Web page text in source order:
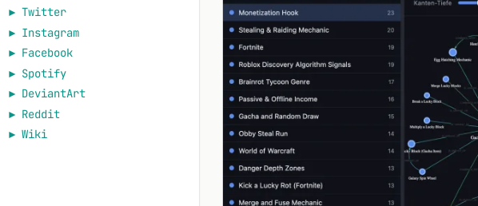
► Twitter
► Instagram
► Facebook
► Spotify
► DeviantArt
► Reddit
► Wiki